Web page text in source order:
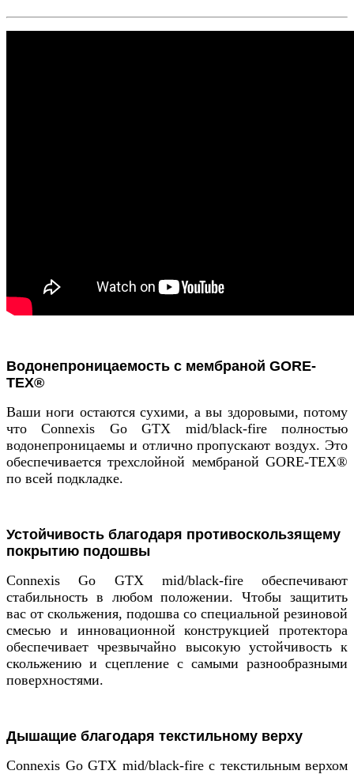
Водонепроницаемость с мембраной GORE-
TEX®
Ваши ноги остаются сухими, а вы здоровыми, потому
что Connexis Go GTX mid/black-fire полностью
водонепроницаемы и отлично пропускают воздух. Это
обеспечивается трехслойной мембраной GORE-TEX®
по всей подкладке.
Устойчивость благодаря противоскользящему
покрытию подошвы
Connexis Go GTX mid/black-fire обеспечивают
стабильность в любом положении. Чтобы защитить
вас от скольжения, подошва со специальной резиновой
смесью и инновационной конструкцией протектора
обеспечивает чрезвычайно высокую устойчивость к
скольжению и сцепление с самыми разнообразными
поверхностями.
Дышащие благодаря текстильному верху
Connexis Go GTX mid/black-fire с текстильным верхом